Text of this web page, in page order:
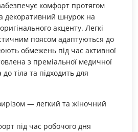
комфорт протягом
декоративний шнурок на
акценту. Легкі
поясом адаптуються до
обмежень під час активної
з преміальної медичної
тіла та підходить для
— легкий та жіночний
під час робочого дня